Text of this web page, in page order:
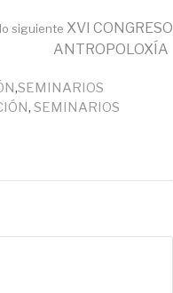
siguiente XVI CONGRESO
ANTROPOLOXÍA
,SEMINARIOS
, SEMINARIOS